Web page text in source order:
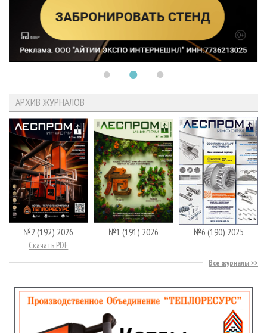
АРХИВ ЖУРНАЛОВ
№2 (192) 2026
Скачать PDF
№1 (191) 2026 №6 (190) 2025
Все журналы